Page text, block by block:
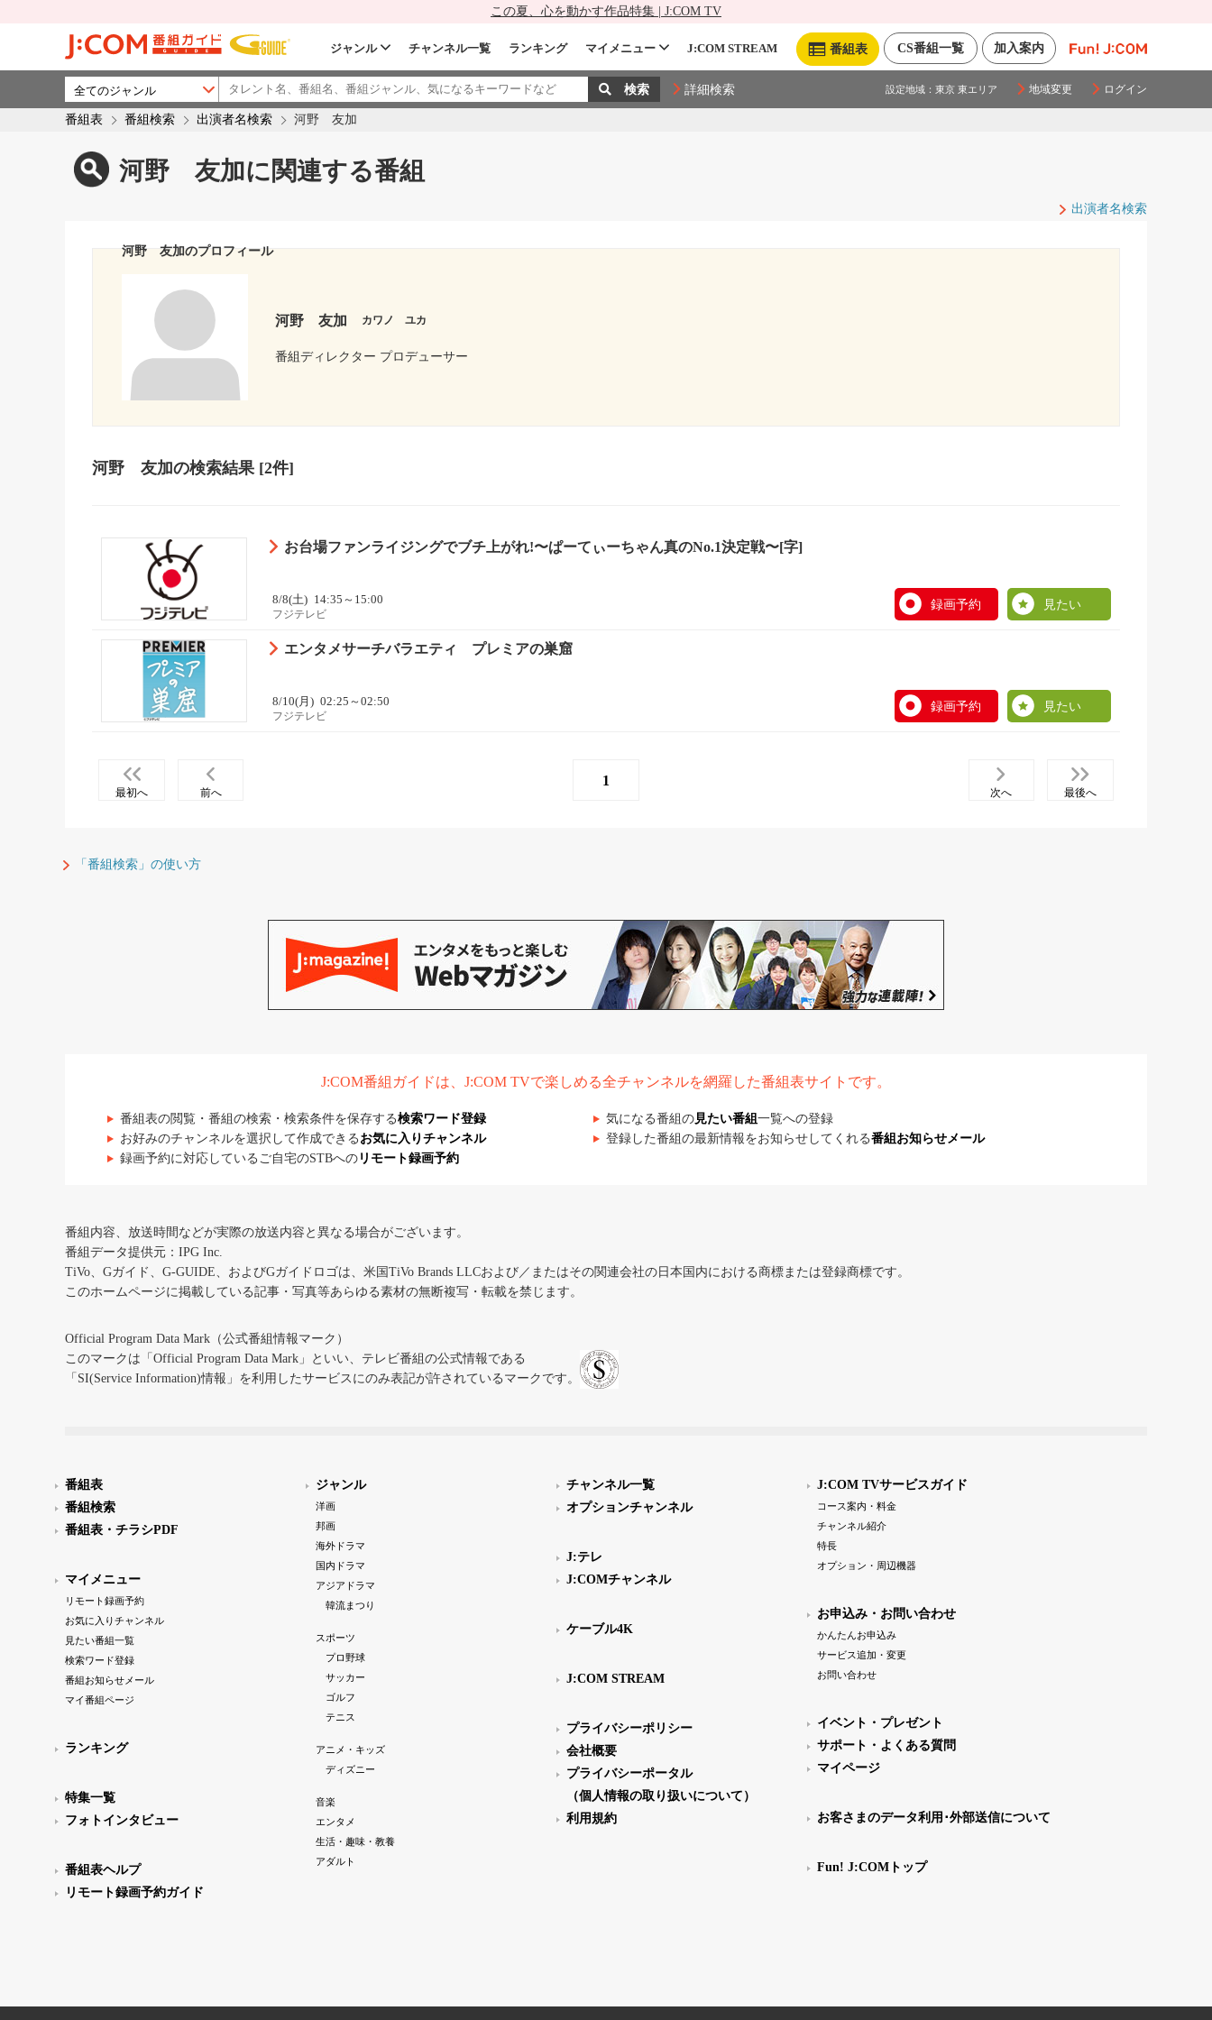
この夏、心を動かす作品特集 | J:COM TV
加入案内
CS番組一覧
番組表
ジャンル チャンネル一覧 ランキング マイメニュー J:COM STREAM
詳細検索 設定地域： 東京 東エリア 地域変更 ログイン
番組表 番組検索 出演者名検索 河野 友加
河野 友加に関連する番組
出演者名検索
河野 友加のプロフィール
河野 友加 カワノ ユカ
番組ディレクター プロデューサー
河野 友加の検索結果[2件]
お台場ファンライジングでブチ上がれ!〜ぱーてぃーちゃん真のNo.1決定戦〜[字]
8/8(土) 14:35～15:00
フジテレビ
録画予約 見たい
エンタメサーチバラエティ プレミアの巣窟
8/10(月) 02:25～02:50
フジテレビ
録画予約 見たい
最初へ 前へ
1
次へ 最後へ
「番組検索」の使い方
J:COM番組ガイドは、J:COM TVで楽しめる全チャンネルを網羅した番組表サイトです。
番組表の閲覧・番組の検索・検索条件を保存する検索ワード登録 気になる番組の見たい番組 一覧への登録
お好みのチャンネルを選択して作成できる お気に入りチャンネル 登録した番組の最新情報をお知らせしてくれる番組お知らせメール
録画予約に対応しているご自宅のSTBへの リモート録画予約
番組内容、放送時間などが実際の放送内容と異なる場合がございます。
番組データ提供元：IPG Inc.
TiVo、Gガイド、G-GUIDE、およびGガイドロゴは、米国TiVo Brands LLCおよび／またはその関連会社の日本国内における商標または登録商標です。
このホームページに掲載している記事・写真等あらゆる素材の無断複写・転載を禁じます。
Official Program Data Mark（公式番組情報マーク）
このマークは「Official Program Data Mark」といい、テレビ番組の公式情報である
「SI(Service Information)情報」を利用したサービスにのみ表記が許されているマークです。
番組表
番組検索
番組表・チラシPDF
マイメニュー
リモート録画予約
お気に入りチャンネル
見たい番組一覧
検索ワード登録
番組お知らせメール
マイ番組ページ
ランキング
特集一覧
フォトインタビュー
番組表ヘルプ
リモート録画予約ガイド
ジャンル
洋画
邦画
海外ドラマ
国内ドラマ
アジアドラマ
韓流まつり
スポーツ
プロ野球
サッカー
ゴルフ
テニス
アニメ・キッズ
ディズニー
音楽
エンタメ
生活・趣味・教養
アダルト
チャンネル一覧
オプションチャンネル
J:テレ
J:COMチャンネル
ケーブル4K
J:COM STREAM
プライバシーポリシー
会社概要
プライバシーポータル
（個人情報の取り扱いについて）
利用規約
J:COM TVサービスガイド
コース案内・料金
チャンネル紹介
特長
オプション・周辺機器
お申込み・お問い合わせ
かんたんお申込み
サービス追加・変更
お問い合わせ
イベント・プレゼント
サポート・よくある質問
マイページ
お客さまのデータ利用･外部送信について
Fun! J:COMトップ